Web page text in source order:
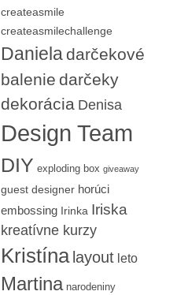
createasmile
createasmilechallenge
Daniela darčekové
balenie darčeky
dekorácia Denisa
Design Team
DIY exploding box giveaway
guest designer horúci
embossing Irinka Iriska
kreatívne kurzy
Kristína layout leto
Martina narodeniny